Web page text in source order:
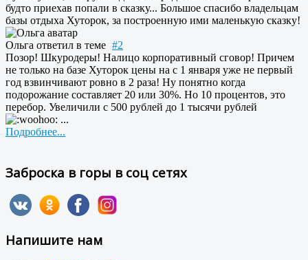
будто приехав попали в сказку... Большое спасибо владельцам
базы отдыха Хуторок, за построенную ими маленькую сказку!
Ольга ответил в теме #2
Позор! Шкуродеры! Налицо корпоративный сговор! Причем
не только на базе Хуторок цены на с 1 января уже не первый
год взвинчивают ровно в 2 раза! Ну понятно когда
подорожание составляет 20 или 30%. Но 10 процентов, это
перебор. Увеличили с 500 рублей до 1 тысячи рублей
...
Подробнее...
Заброска в горы в соц сетях
Напишите нам